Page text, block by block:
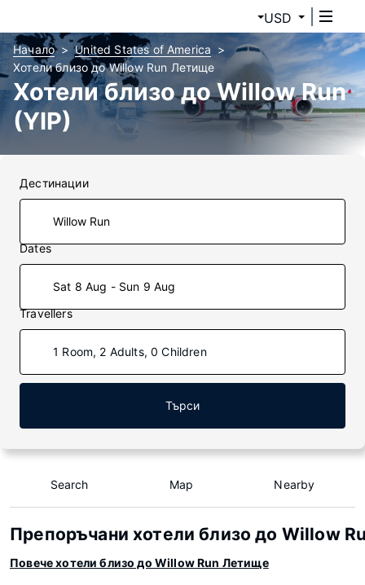
USD
Начало
United States of America
Хотели близо до Willow Run Летище
Хотели близо до Willow Run
(YIP)
Дестинации
Dates
Sat 8 Aug - Sun 9 Aug
Travellers
1 Room, 2 Adults, 0 Children
Търси
Search Map Nearby
Препоръчани хотели близо до Willow
Повече хотели близо до Willow Run Летище